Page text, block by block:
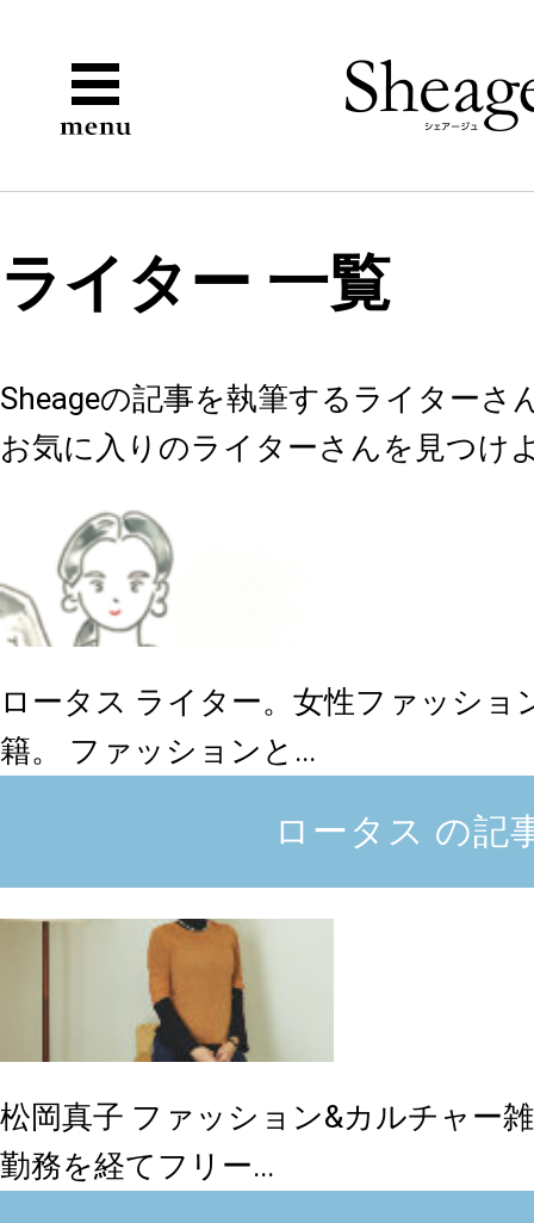
ライター 一覧
Sheageの記事を執筆するライターさ
お気に入りのライターさんを見つけ
ロータス ライター。女性ファッショ
籍。 ファッションと...
ロータス の記
松岡真子 ファッション&カルチャー
勤務を経てフリー...